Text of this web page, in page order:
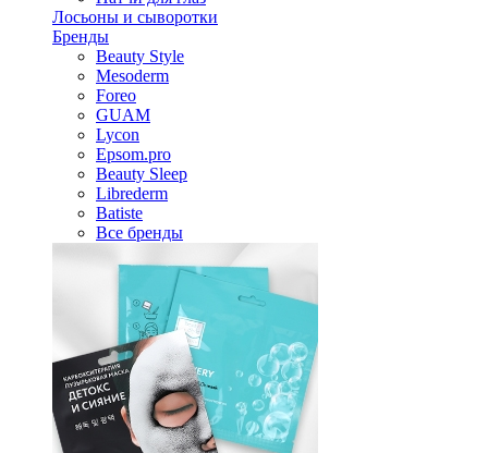
Лосьоны и сыворотки
Бренды
Beauty Style
Mesoderm
Foreo
GUAM
Lycon
Epsom.pro
Beauty Sleep
Librederm
Batiste
Все бренды